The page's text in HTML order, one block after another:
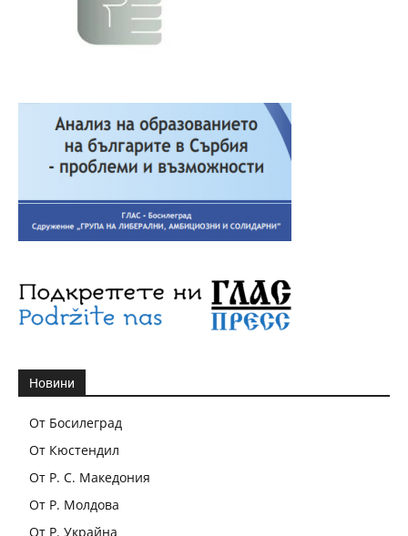
Новини
От Босилеград
От Кюстендил
От Р. С. Македония
От Р. Молдова
От Р. Украйна